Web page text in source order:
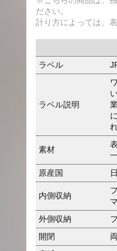
ださい。
計り方によっては、
ラベル
ラベル説明
素材
原産国
内側収納
外側収納
開閉